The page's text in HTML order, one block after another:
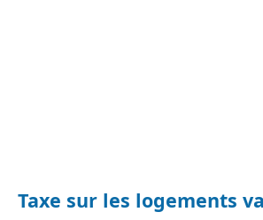
Taxe sur les logements